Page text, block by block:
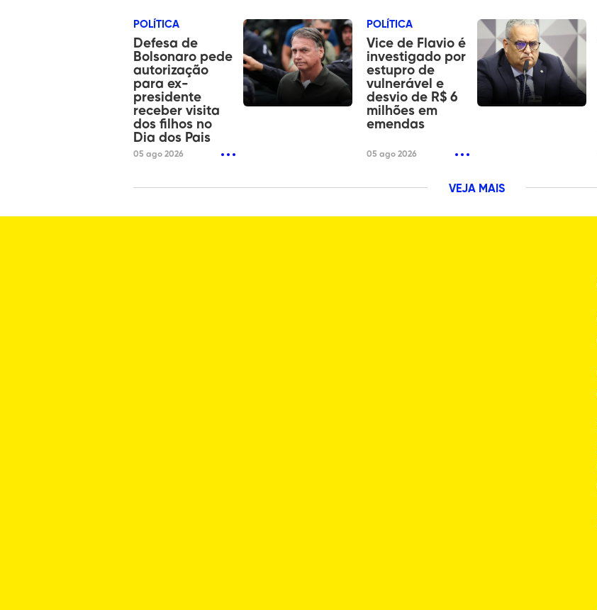
POLÍTICA
Defesa de
Bolsonaro pede
autorização
para ex-
presidente
receber visita
dos filhos no
Dia dos Pais
05 ago 2026
POLÍTICA
Vice de Flavio é
investigado por
estupro de
vulnerável e
desvio de R$ 6
milhões em
emendas
05 ago 2026
VEJA MAIS